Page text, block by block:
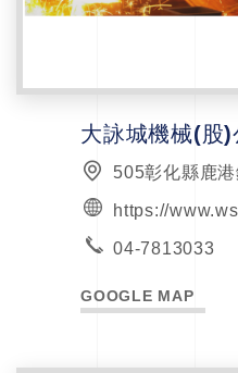
大詠城機械(股)
505彰化縣鹿
https://
04-7813033
GOOGLE MAP